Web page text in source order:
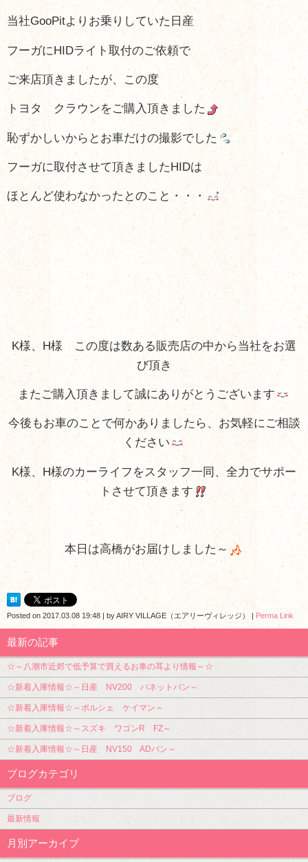
当社GooPitよりお乗りしていた日産
フーガにHIDライト取付のご依頼で
ご来店頂きましたが、この度
トヨタ クラウンをご購入頂きました
恥ずかしいからとお車だけの撮影でした
フーガに取付させて頂きましたHIDは
ほとんど使わなかったとのこと・・・
K様、H様 この度は数ある販売店の中から当社をお選
び頂き
またご購入頂きまして誠にありがとうございます
今後もお車のことで何かありましたら、お気軽にご相談
ください
K様、H様のカーライフをスタッフ一同、全力でサポー
トさせて頂きます
本日は高橋がお届けしました～
Posted on 2017.03.08 19:48 | byAIRY VILLAGE（エアリーヴィレッジ） | Perma Link
最新の記事
☆～八潮市近郊で低予算で買えるお車の耳より情報～☆
☆新着入庫情報☆～日産 NV200 バネットバン～
☆新着入庫情報☆～ポルシェ ケイマン～
☆新着入庫情報☆～スズキ ワゴンR FZ～
☆新着入庫情報☆～日産 NV150 ADバン～
ブログカテゴリ
ブログ
最新情報
月別アーカイブ